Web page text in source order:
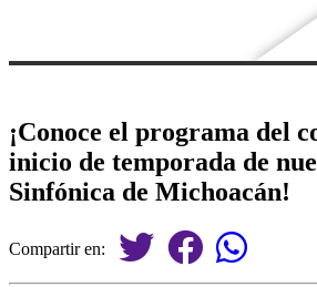
¡Conoce el programa del
inicio de temporada de
Sinfónica de Michoacán!
Compartir en: